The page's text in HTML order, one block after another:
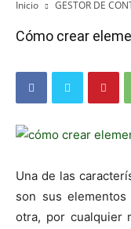
Inicio GESTOR DE
Cómo crear
Una de las
son sus
otra, por cualquier